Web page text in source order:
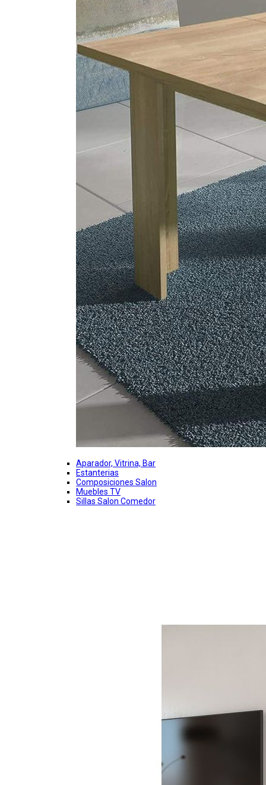
Aparador, Vitrina, Bar
Estanterias
Composiciones Salon
Muebles TV
Sillas Salon Comedor